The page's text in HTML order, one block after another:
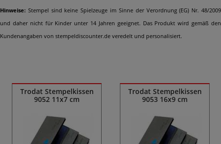
Hinweise: Stempel sind keine Spielzeuge im Sinne der Verordnung (EG) Nr. 48/2009
und daher nicht für Kinder unter 14 Jahren geeignet. Das Produkt wird gemäß den
Kundenangaben von stempeldiscounter.de veredelt und personalisiert.
Trodat Stempelkissen
9052 11x7 cm
Trodat Stempelkissen
9053 16x9 cm